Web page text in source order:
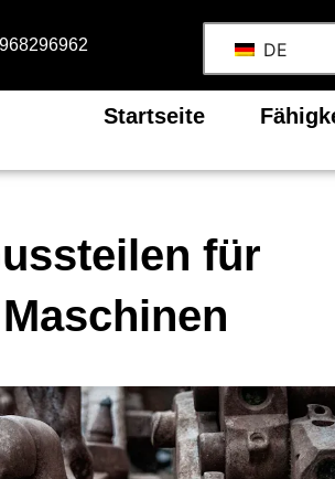
DE
Startseite
für